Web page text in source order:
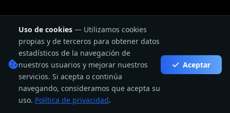
Uso de cookies — Utilizamos cookies
propias y de terceros para obtener datos
estadísticos de la navegación de
nuestros usuarios y mejorar nuestros
servicios. Si acepta o continúa
navegando, consideramos que acepta su
uso. Política de privacidad.
Aceptar